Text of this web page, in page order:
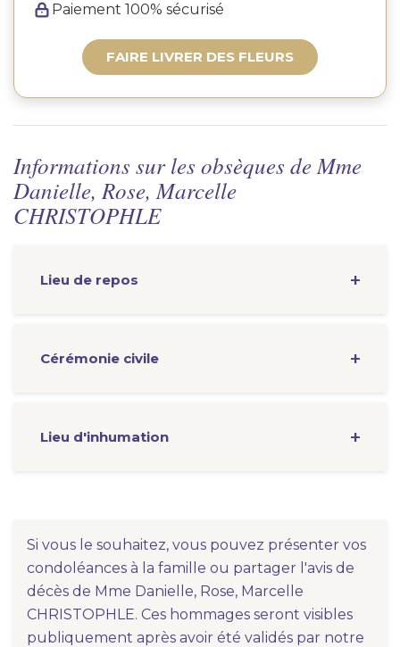
Paiement 100% sécurisé
FAIRE LIVRER DES FLEURS
Informations sur les obsèques de Mme
Danielle, Rose, Marcelle
CHRISTOPHLE
Lieu de repos
Cérémonie civile
Lieu d'inhumation
Si vous le souhaitez, vous pouvez présenter vos
condoléances à la famille ou partager l'avis de
décès de Mme Danielle, Rose, Marcelle
CHRISTOPHLE. Ces hommages seront visibles
publiquement après avoir été validés par notre